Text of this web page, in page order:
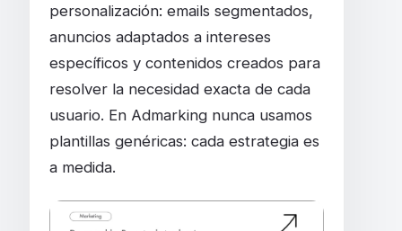
personalización: emails segmentados,
anuncios adaptados a intereses
específicos y contenidos creados para
resolver la necesidad exacta de cada
usuario. En Admarking nunca usamos
plantillas genéricas: cada estrategia es
a medida.